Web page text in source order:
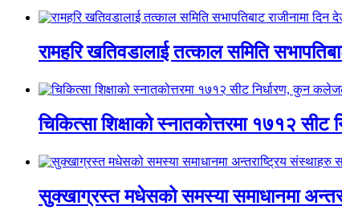
रामहरि खतिवडालाई तत्काल समिति
चिकित्सा शिक्षाको स्नातकोत्तरमा १७१२
सुक्खाग्रस्त मधेसको समस्या समाधानमा